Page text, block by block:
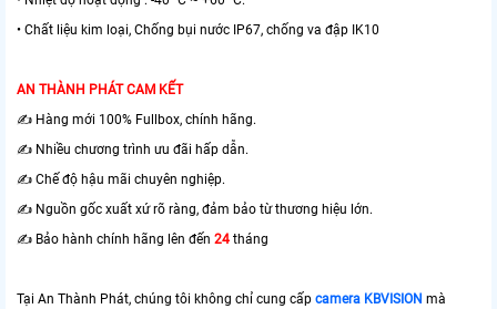
• Chất liệu kim loại, Chống bụi nước IP67, chống va đập IK10
AN THÀNH PHÁT CAM KẾT
✍️ Hàng mới 100% Fullbox, chính hãng.
✍️ Nhiều chương trình ưu đãi hấp dẫn.
✍️ Chế độ hậu mãi chuyên nghiệp.
✍️ Nguồn gốc xuất xứ rõ ràng, đảm bảo từ thương hiệu lớn.
✍️ Bảo hành chính hãng lên đến 24 tháng
Tại An Thành Phát, chúng tôi không chỉ cung cấp camera KBVISION mà